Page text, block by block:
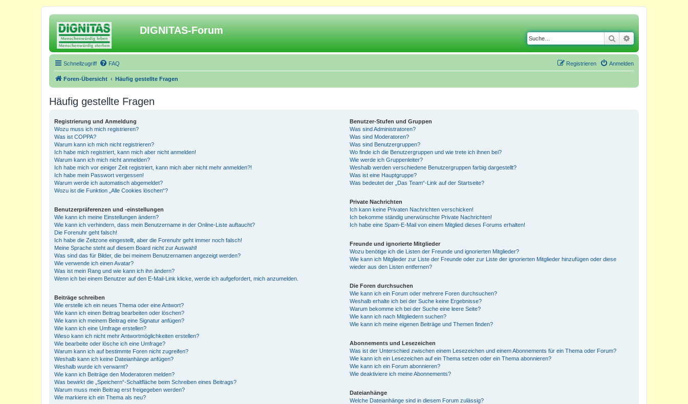
DIGNITAS-Forum
Suche
Schnellzugriff FAQ Anmelden
Registrieren
Foren-Übersicht Häufig gestellte Fragen
Häufig gestellte Fragen
Registrierung und Anmeldung
Wozu muss ich mich registrieren?
Was ist COPPA?
Warum kann ich mich nicht registrieren?
Ich habe mich registriert, kann mich aber nicht anmelden!
Warum kann ich mich nicht anmelden?
Ich habe mich vor einiger Zeit registriert, kann mich aber nicht mehr anmelden?!
Ich habe mein Passwort vergessen!
Warum werde ich automatisch abgemeldet?
Wozu ist die Funktion „Alle Cookies löschen“?
Benutzerpräferenzen und -einstellungen
Wie kann ich meine Einstellungen ändern?
Wie kann ich verhindern, dass mein Benutzername in der Online-Liste auftaucht?
Die Forenuhr geht falsch!
Ich habe die Zeitzone eingestellt, aber die Forenuhr geht immer noch falsch!
Meine Sprache steht auf diesem Board nicht zur Auswahl!
Was sind das für Bilder, die bei meinem Benutzernamen angezeigt werden?
Wie verwende ich einen Avatar?
Was ist mein Rang und wie kann ich ihn ändern?
Wenn ich bei einem Benutzer auf den E-Mail-Link klicke, werde ich aufgefordert, mich anzumelden.
Beiträge schreiben
Wie erstelle ich ein neues Thema oder eine Antwort?
Wie kann ich einen Beitrag bearbeiten oder löschen?
Wie kann ich meinem Beitrag eine Signatur anfügen?
Wie kann ich eine Umfrage erstellen?
Wieso kann ich nicht mehr Antwortmöglichkeiten erstellen?
Wie bearbeite oder lösche ich eine Umfrage?
Warum kann ich auf bestimmte Foren nicht zugreifen?
Weshalb kann ich keine Dateianhänge anfügen?
Weshalb wurde ich verwarnt?
Wie kann ich Beiträge den Moderatoren melden?
Was bewirkt die „Speichern“-Schaltfläche beim Schreiben eines Beitrags?
Warum muss mein Beitrag erst freigegeben werden?
Wie markiere ich ein Thema als neu?
Benutzer-Stufen und Gruppen
Was sind Administratoren?
Was sind Moderatoren?
Was sind Benutzergruppen?
Wo finde ich die Benutzergruppen und wie trete ich ihnen bei?
Wie werde ich Gruppenleiter?
Weshalb werden verschiedene Benutzergruppen farbig dargestellt?
Was ist eine Hauptgruppe?
Was bedeutet der „Das Team“-Link auf der Startseite?
Private Nachrichten
Ich kann keine Privaten Nachrichten verschicken!
Ich bekomme ständig unerwünschte Private Nachrichten!
Ich habe eine Spam-E-Mail von einem Mitglied dieses Forums erhalten!
Freunde und ignorierte Mitglieder
Wozu benötige ich die Listen der Freunde und ignorierten Mitglieder?
Wie kann ich Mitglieder zur Liste der Freunde oder zur Liste der ignorierten Mitglieder hinzufügen oder diese
wieder aus den Listen entfernen?
Die Foren durchsuchen
Wie kann ich ein Forum oder mehrere Foren durchsuchen?
Weshalb erhalte ich bei der Suche keine Ergebnisse?
Warum bekomme ich bei der Suche eine leere Seite?
Wie kann ich nach Mitgliedern suchen?
Wie kann ich meine eigenen Beiträge und Themen finden?
Abonnements und Lesezeichen
Was ist der Unterschied zwischen einem Lesezeichen und einem Abonnements für ein Thema oder Forum?
Wie kann ich ein Lesezeichen auf ein Thema setzen oder ein Thema abonnieren?
Wie kann ich ein Forum abonnieren?
Wie deaktiviere ich meine Abonnements?
Dateianhänge
Welche Dateianhänge sind in diesem Forum zulässig?